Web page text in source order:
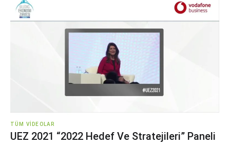
TÜM VIDEOLAR
UEZ 2021 “2022 Hedef Ve Stratejileri” Paneli